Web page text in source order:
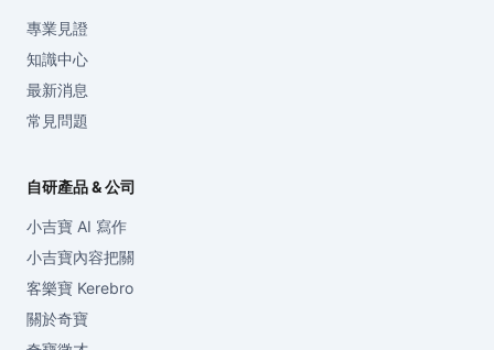
專業見證
知識中心
最新消息
常見問題
自研產品 & 公司
小吉寶 AI 寫作
小吉寶內容把關
客樂寶 Kerebro
關於奇寶